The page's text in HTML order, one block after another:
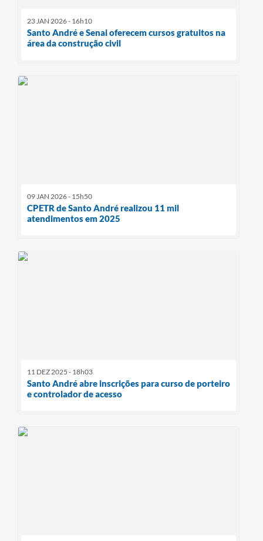
23 JAN 2026 - 16h10
Santo André e Senai oferecem cursos gratuitos na
área da construção civil
09 JAN 2026 - 15h50
CPETR de Santo André realizou 11 mil
atendimentos em 2025
11 DEZ 2025 - 18h03
Santo André abre inscrições para curso de porteiro
e controlador de acesso